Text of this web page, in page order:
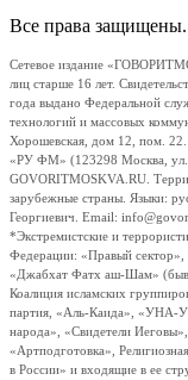
Все права
Сетевое издание
лиц старше 16 лет.
года выдано Федеральной
технологий и массовых
Хорошевская, дом 12, пом. 22.
«РУ ФМ» (123298 Москва, ул.
GOVORITMOSKVA.RU.
зарубежные страны. Языки:
Георгиевич. Email:
*Экстремистские и
Федерации: «Правый
«Джабхат Фатх аш-Шам»
Коалиция исламских
партия, «Аль-Каида», «УНА-
народа», «Свидетели
«Артподготовка»,
в России» и входящие в ее